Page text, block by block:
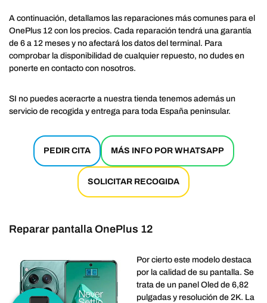
A continuación, detallamos las reparaciones más comunes para el
OnePlus 12 con los precios. Cada reparación tendrá una garantía
de 6 a 12 meses y no afectará los datos del terminal. Para
comprobar la disponibilidad de cualquier repuesto, no dudes en
ponerte en contacto con nosotros.
SI no puedes aceracrte a nuestra tienda tenemos además un
servicio de recogida y entrega para toda España peninsular.
PEDIR CITA MÁS INFO POR WHATSAPP
SOLICITAR RECOGIDA
Reparar pantalla OnePlus 12
Por cierto este modelo destaca
por la calidad de su pantalla. Se
trata de un panel Oled de 6,82
pulgadas y resolución de 2K. La